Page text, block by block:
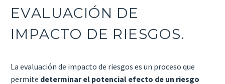
EVALUACIÓN DE
IMPACTO DE RIESGOS.
La evaluación de impacto de riesgos es un proceso que
permite determinar el potencial efecto de un riesgo